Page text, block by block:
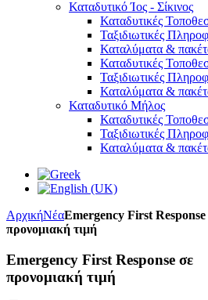
Καταδυτικό Ίος - Σίκινος
Καταδυτικές
Ταξιδιωτικές
Καταλύματα &
Καταδυτικές
Ταξιδιωτικές
Καταλύματα &
Καταδυτικό Μήλος
Καταδυτικές
Ταξιδιωτικές
Καταλύματα &
ΑρχικήΝέαEmergency First Response
προνομιακή τιμή
Emergency First Response σε
προνομιακή τιμή